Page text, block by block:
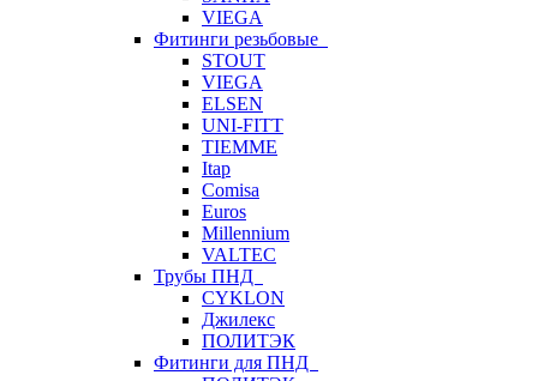
VIEGA
Фитинги резьбовые
STOUT
VIEGA
ELSEN
UNI-FITT
TIEMME
Itap
Comisa
Euros
Millennium
VALTEC
Трубы ПНД
CYKLON
Джилекс
ПОЛИТЭК
Фитинги для ПНД